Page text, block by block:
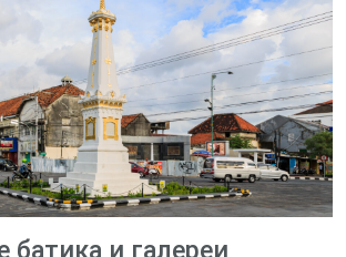
батика и галереи